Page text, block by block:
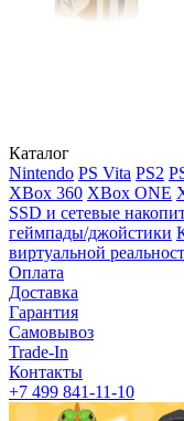
Каталог
Nintendo PS Vita PS2
XBox 360 XBox ONE
SSD и сетевые
геймпады/джойстики
виртуальной
Оплата
Доставка
Гарантия
Самовывоз
Trade-In
Контакты
+7 499 841-11-10